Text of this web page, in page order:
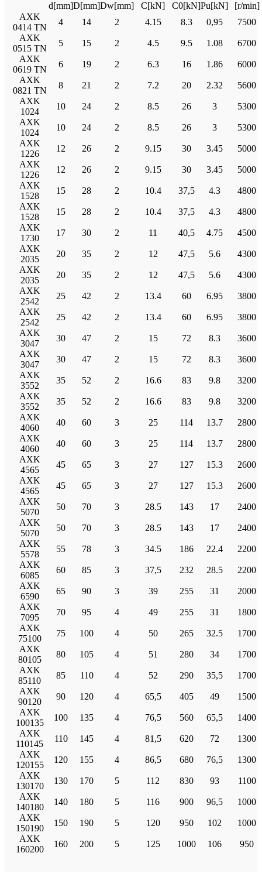
d[mm]D[mm]Dw[mm] C[kN] C0[kN]Pu[kN]
[r/min]
AXK
0414 TN
4 14 2 4.15 8.3 0,95
7500
AXK
0515 TN
5 15 2 4.5 9.5 1.08
6700
AXK
0619 TN
6 19 2 6.3 16 1.86
6000
AXK
0821 TN
8 21 2 7.2 20 2.32
5600
AXK
1024
10 24 2 8.5 26 3
5300
AXK
1024
10 24 2 8.5 26 3
5300
AXK
1226
12 26 2 9.15 30 3.45
5000
AXK
1226
12 26 2 9.15 30 3.45
5000
AXK
1528
15 28 2 10.4 37,5 4.3
4800
AXK
1528
15 28 2 10.4 37,5 4.3
4800
AXK
1730
17 30 2 11 40,5 4.75
4500
AXK
2035
20 35 2 12 47,5 5.6
4300
AXK
2035
20 35 2 12 47,5 5.6
4300
AXK
2542
25 42 2 13.4 60 6.95
3800
AXK
2542
25 42 2 13.4 60 6.95
3800
AXK
3047
30 47 2 15 72 8.3
3600
AXK
3047
30 47 2 15 72 8.3
3600
AXK
3552
35 52 2 16.6 83 9.8
3200
AXK
3552
35 52 2 16.6 83 9.8
3200
AXK
4060
40 60 3 25 114 13.7
2800
AXK
4060
40 60 3 25 114 13.7
2800
AXK
4565
45 65 3 27 127 15.3
2600
AXK
4565
45 65 3 27 127 15.3
2600
AXK
5070
50 70 3 28.5 143 17
2400
AXK
5070
50 70 3 28.5 143 17
2400
AXK
5578
55 78 3 34.5 186 22.4
2200
AXK
6085
60 85 3 37,5 232 28.5
2200
AXK
6590
65 90 3 39 255 31
2000
AXK
7095
70 95 4 49 255 31
1800
AXK
75100
75 100 4 50 265 32.5
1700
AXK
80105
80 105 4 51 280 34
1700
AXK
85110
85 110 4 52 290 35,5
1700
AXK
90120
90 120 4 65,5 405 49
1500
AXK
100135
100 135 4 76,5 560 65,5
1400
AXK
110145
110 145 4 81,5 620 72
1300
AXK
120155
120 155 4 86,5 680 76,5
1300
AXK
130170
130 170 5 112 830 93
1100
AXK
140180
140 180 5 116 900 96,5
1000
AXK
150190
150 190 5 120 950 102
1000
AXK
160200
160 200 5 125 1000 106 950